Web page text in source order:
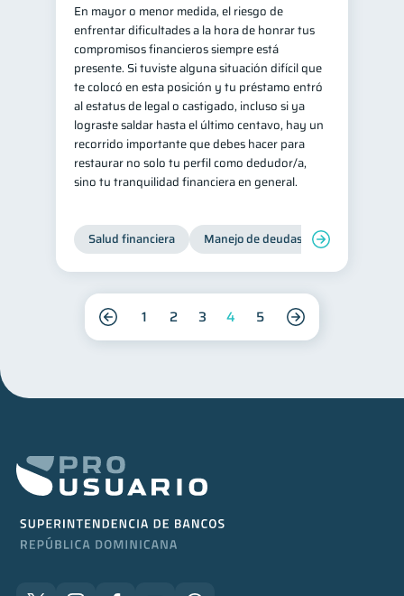
En mayor o menor medida, el riesgo de
enfrentar dificultades a la hora de honrar tus
compromisos financieros siempre está
presente. Si tuviste alguna situación difícil que
te colocó en esta posición y tu préstamo entró
al estatus de legal o castigado, incluso si ya
lograste saldar hasta el último centavo, hay un
recorrido importante que debes hacer para
restaurar no solo tu perfil como dedudor/a,
sino tu tranquilidad financiera en general.
Salud financiera Manejo de deudas
1 2 3 4 5